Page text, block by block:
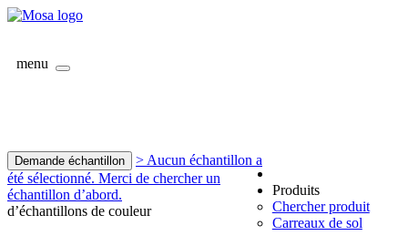
menu
Demande échantillon
> Aucun échantillon a
été sélectionné. Merci de chercher un
échantillon d’abord.
d’échantillons de couleur
Produits
Chercher produit
Carreaux de sol